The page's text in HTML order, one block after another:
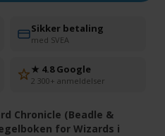
Sikker betaling
med SVEA
★ 4.8 Google
2 300+ anmeldelser
Chronicle (Beadle &
for Wizards i